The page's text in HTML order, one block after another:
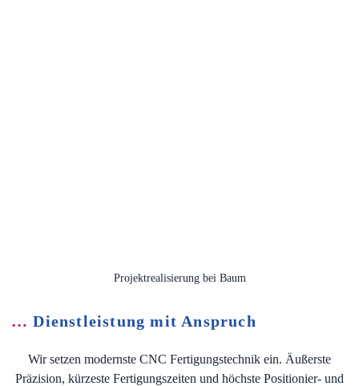
Projektrealisierung bei Baum
… Dienstleistung mit Anspruch
Wir setzen modernste CNC Fertigungstechnik ein. Äußerste
Präzision, kürzeste Fertigungszeiten und höchste Positionier- und